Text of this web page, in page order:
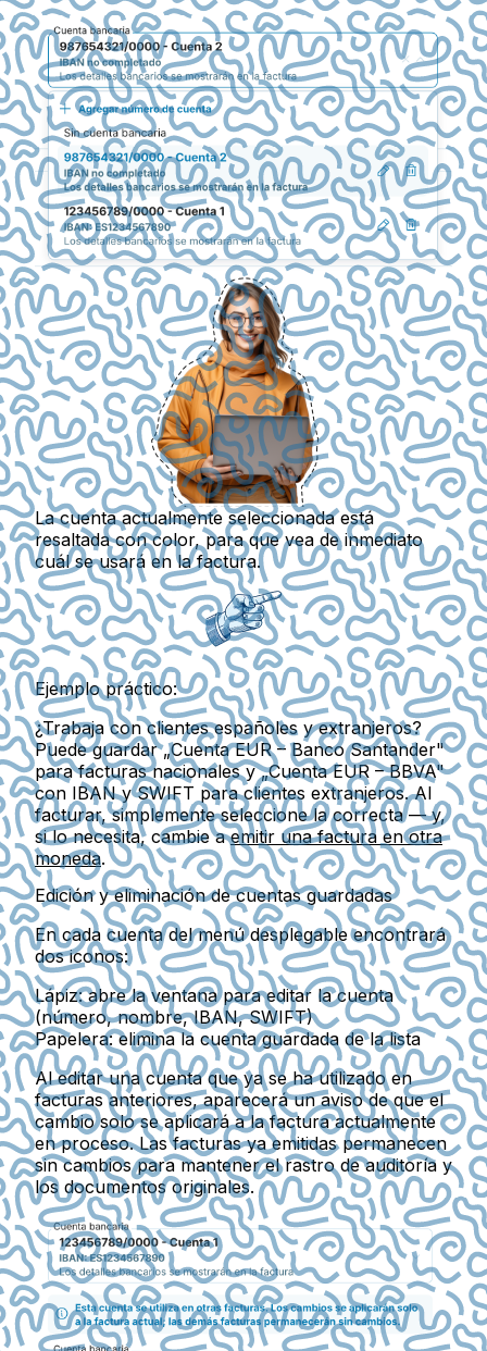
La cuenta actualmente seleccionada está
resaltada con color, para que vea de inmediato
cuál se usará en la factura.
Ejemplo práctico:
¿Trabaja con clientes españoles y extranjeros?
Puede guardar „Cuenta EUR – Banco Santander"
para facturas nacionales y „Cuenta EUR – BBVA"
con IBAN y SWIFT para clientes extranjeros. Al
facturar, simplemente seleccione la correcta — y,
si lo necesita, cambie aemitir una factura en otra
moneda.
Edición y eliminación de cuentas guardadas
En cada cuenta del menú desplegable encontrará
dos iconos:
Lápiz: abre la ventana para editar la cuenta
(número, nombre, IBAN, SWIFT)
Papelera: elimina la cuenta guardada de la lista
Al editar una cuenta que ya se ha utilizado en
facturas anteriores, aparecerá un aviso de queel
cambio solo se aplicará a la factura actualmente
en proceso. Las facturas ya emitidas permanecen
sin cambios para mantener el rastro de auditoría y
los documentos originales.